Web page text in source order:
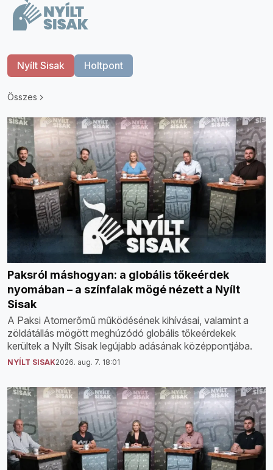
Nyílt Sisak Holtpont
Összes
Paksról máshogyan: a globális tőkeérdek
nyomában – a színfalak mögé nézett a Nyílt
Sisak
A Paksi Atomerőmű működésének kihívásai, valamint a
zöldátállás mögött meghúzódó globális tőkeérdekek
kerültek a Nyílt Sisak legújabb adásának középpontjába.
NYÍLT SISAK2026. aug. 7. 18:01